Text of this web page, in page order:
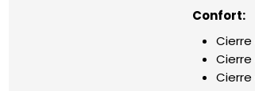
Confort: